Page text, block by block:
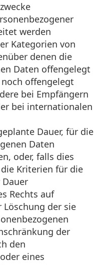
werden
Kategorien von
denen die
Daten offengelegt
offengelegt
bei Empfängern
bei internationalen
Dauer, für die
Daten
oder, falls dies
Kriterien für die
Rechts auf
der sie
der
den
eines